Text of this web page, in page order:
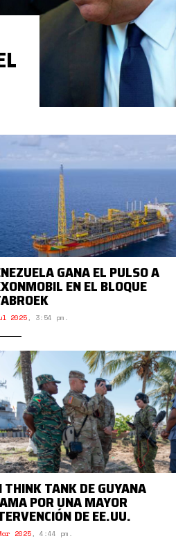
GANA EL PULSO A
EN EL BLOQUE
2025, 3:54 pm.
THINK TANK DE GUYANA
POR UNA MAYOR
DE EE.UU.
2025, 4:44 pm.